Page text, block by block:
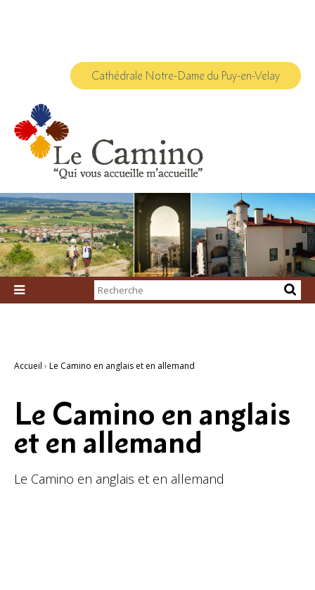
Cathédrale Notre-Dame du Puy-en-Velay

Chercher par
Recherche
Accueil › Le Camino en anglais et en allemand
Le Camino en anglais
et en allemand
Le Camino en anglais et en allemand